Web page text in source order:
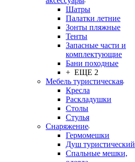
Шатры
Палатки летние
Зонты пляжные
Тенты
Запасные части и
комплектующие
Бани походные
+ ЕЩЕ 2
Мебель туристическая
Кресла
Раскладушки
Столы
Стулья
Снаряжение
Гермомешки
Душ туристический
Спальные мешки,